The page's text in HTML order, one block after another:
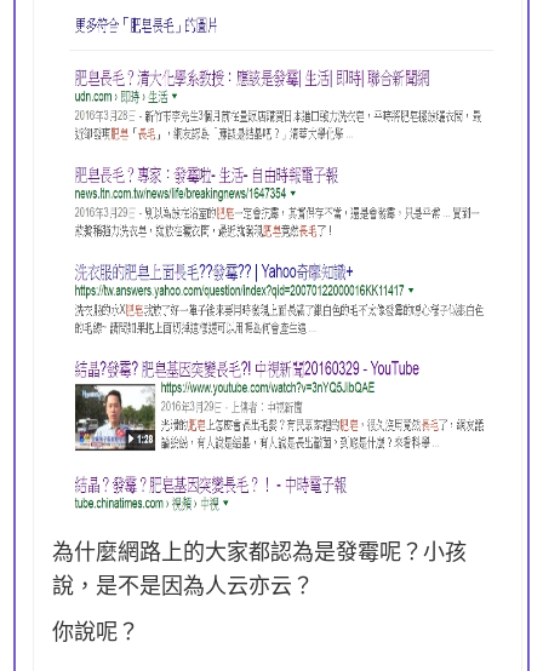
為什麼網路上的大家都認為是發霉呢？小孩
說，是不是因為人云亦云？
你說呢？